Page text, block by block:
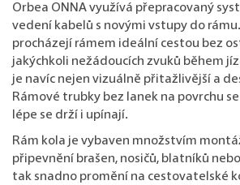
Orbea ONNA využívá přepracovaný
vedení kabelů s novými vstupy do
procházejí rámem ideální cestou bez
jakýchkoli nežádoucích zvuků během
je navíc nejen vizuálně přitažlivější a
Rámové trubky bez lanek na povrchu
lépe se drží i upínají.
Rám kola je vybaven množstvím
připevnění brašen, nosičů, blatníků
tak snadno promění na cestovatelské